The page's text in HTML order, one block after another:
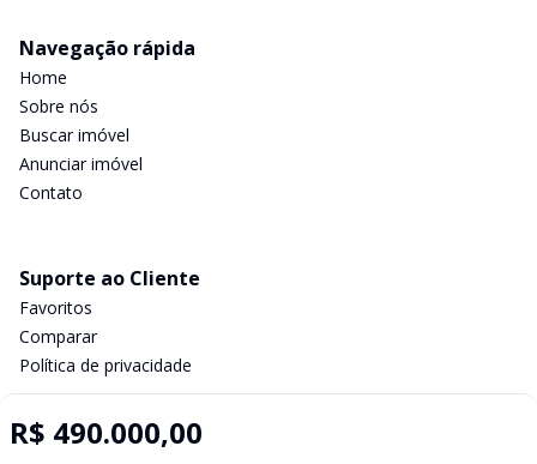
R$ 490.000,00
Navegação rápida
Home
Sobre nós
Buscar imóvel
Anunciar imóvel
Contato
Suporte ao Cliente
Favoritos
Comparar
Política de privacidade